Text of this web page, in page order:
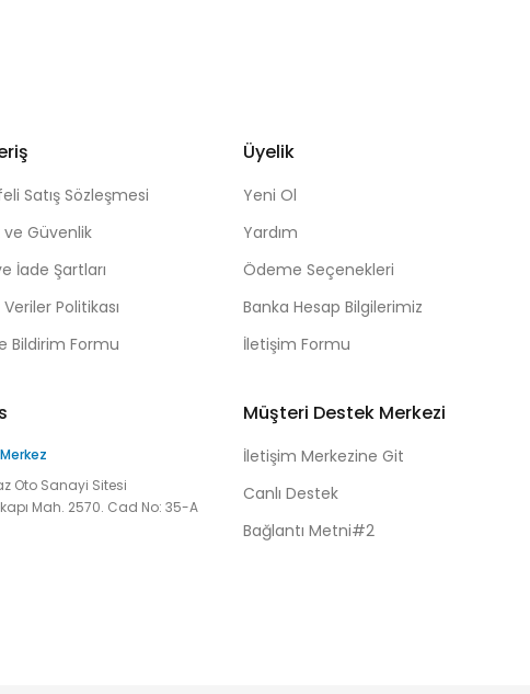
Satış Sözleşmesi
ve Güvenlik
İade Şartları
Veriler Politikası
Bildirim Formu
Üyelik
Yeni Ol
Yardım
Ödeme Seçenekleri
Banka Hesap Bilgilerimiz
İletişim Formu
Oto Sanayi Sitesi
Mah. 2570. Cad No: 35-A
Müşteri Destek Merkezi
İletişim Merkezine Git
Canlı Destek
Bağlantı Metni#2